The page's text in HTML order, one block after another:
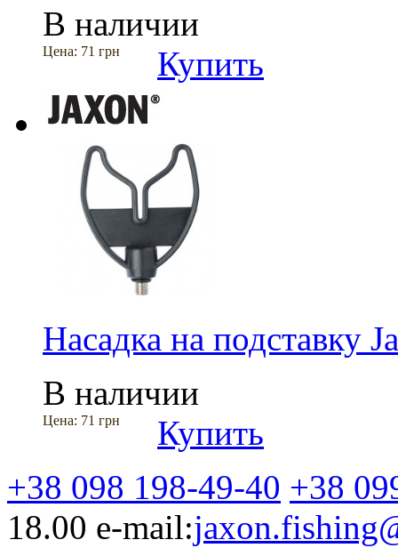
В наличии
Цена: 71 грн Купить
Насадка на подставку
В наличии
Цена: 71 грн
Купить
+38 098 198-49-40 +38
18.00 e-mail: